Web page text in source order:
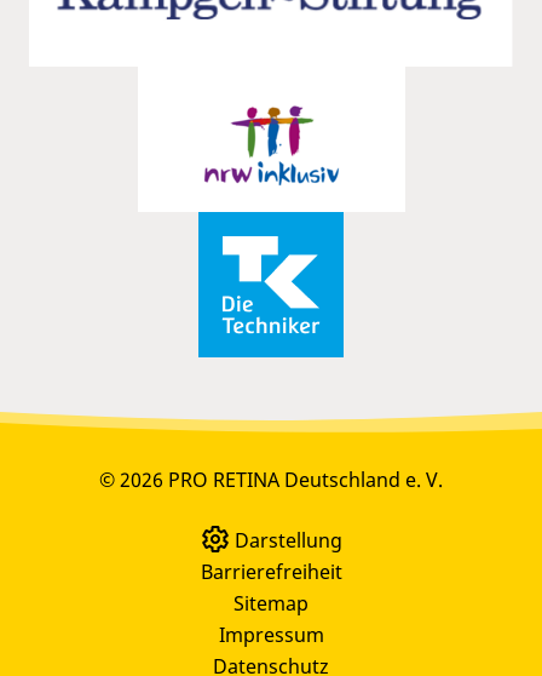
© 2026 PRO RETINA Deutschland e. V.
Darstellung
Barrierefreiheit
Sitemap
Impressum
Datenschutz